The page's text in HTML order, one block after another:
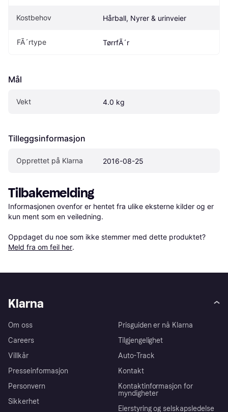
Kostbehov Hårball, Nyrer & urinveier
FÃ´rtype TørrfÃ´r
Mål
Vekt 4.0 kg
Tilleggsinformasjon
Opprettet på Klarna 2016-08-25
Tilbakemelding
Informasjonen ovenfor er hentet fra ulike eksterne kilder og er
kun ment som en veiledning.
Oppdaget du noe som ikke stemmer med dette produktet?
Meld fra om feil her.
Klarna
Om oss
Careers
Villkår
Presseinformasjon
Personvern
Sikkerhet
Prisguiden er nå Klarna
Tilgjengelighet
Auto-Track
Kontakt
Kontaktinformasjon for
myndigheter
Eierstyring og selskapsledelse